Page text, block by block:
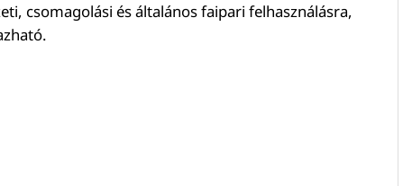
csomagolási és általános faipari felhasználásra,